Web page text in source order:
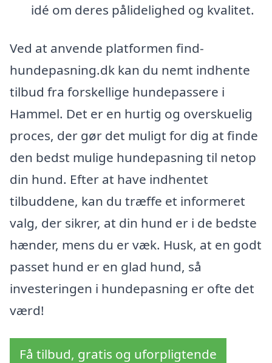
idé om deres pålidelighed og kvalitet.
Ved at anvende platformen find-
hundepasning.dk kan du nemt indhente
tilbud fra forskellige hundepassere i
Hammel. Det er en hurtig og overskuelig
proces, der gør det muligt for dig at finde
den bedst mulige hundepasning til netop
din hund. Efter at have indhentet
tilbuddene, kan du træffe et informeret
valg, der sikrer, at din hund er i de bedste
hænder, mens du er væk. Husk, at en godt
passet hund er en glad hund, så
investeringen i hundepasning er ofte det
værd!
Få tilbud, gratis og uforpligtende